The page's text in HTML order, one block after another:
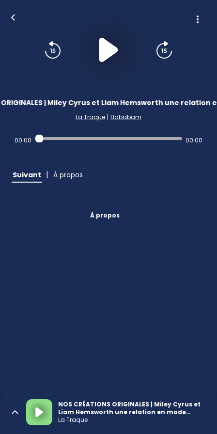
ORIGINALES | Miley Cyrus et Liam Hemsworth une
La Traque | Bababam
00:00 00:00
Suivant | À propos
À propos
NOS CRÉATIONS ORIGINALES | Miley Cyrus et
Liam Hemsworth une relation en mode
on/off
La Traque